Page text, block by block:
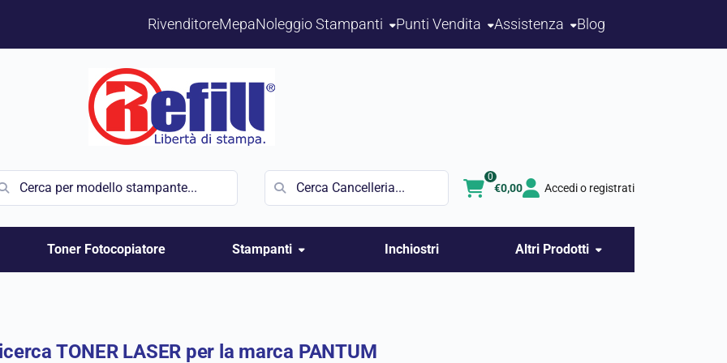
RivenditoreMepaNoleggio Stampanti Punti Vendita Assistenza Blog
€0,00
0
Accedi o registrati
Toner Fotocopiatore Stampanti Inchiostri Altri Prodotti
TONER LASER per la marca PANTUM